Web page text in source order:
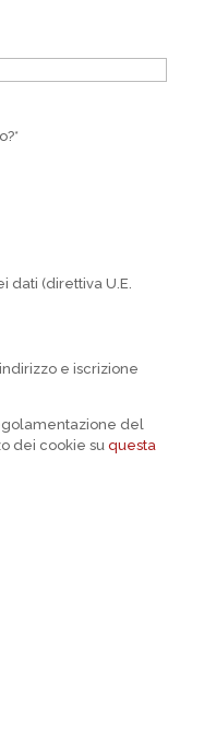
*
dati (direttiva U.E.
e iscrizione
del
dei cookie suquesta